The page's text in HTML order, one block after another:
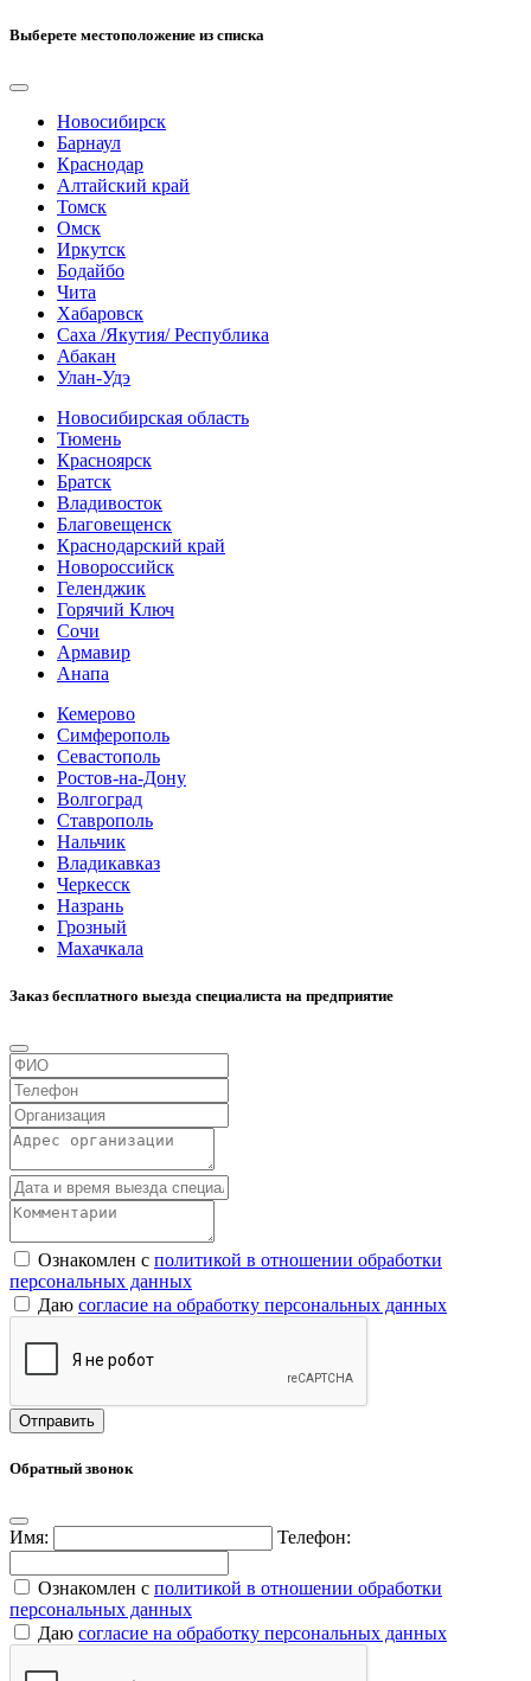
Выберете местоположение из списка
Новосибирск
Барнаул
Краснодар
Алтайский край
Томск
Омск
Иркутск
Бодайбо
Чита
Хабаровск
Саха /Якутия/ Республика
Абакан
Улан-Удэ
Новосибирская область
Тюмень
Красноярск
Братск
Владивосток
Благовещенск
Краснодарский край
Новороссийск
Геленджик
Горячий Ключ
Сочи
Армавир
Анапа
Кемерово
Симферополь
Севастополь
Ростов-на-Дону
Волгоград
Ставрополь
Нальчик
Владикавказ
Черкесск
Назрань
Грозный
Махачкала
Заказ бесплатного выезда специалиста на предприятие
Ознакомлен с политикой в отношении обработки
персональных данных
Даю согласие на обработку персональных данных
Обратный звонок
Имя: Телефон:
Ознакомлен с политикой в отношении обработки
персональных данных
Даю согласие на обработку персональных данных